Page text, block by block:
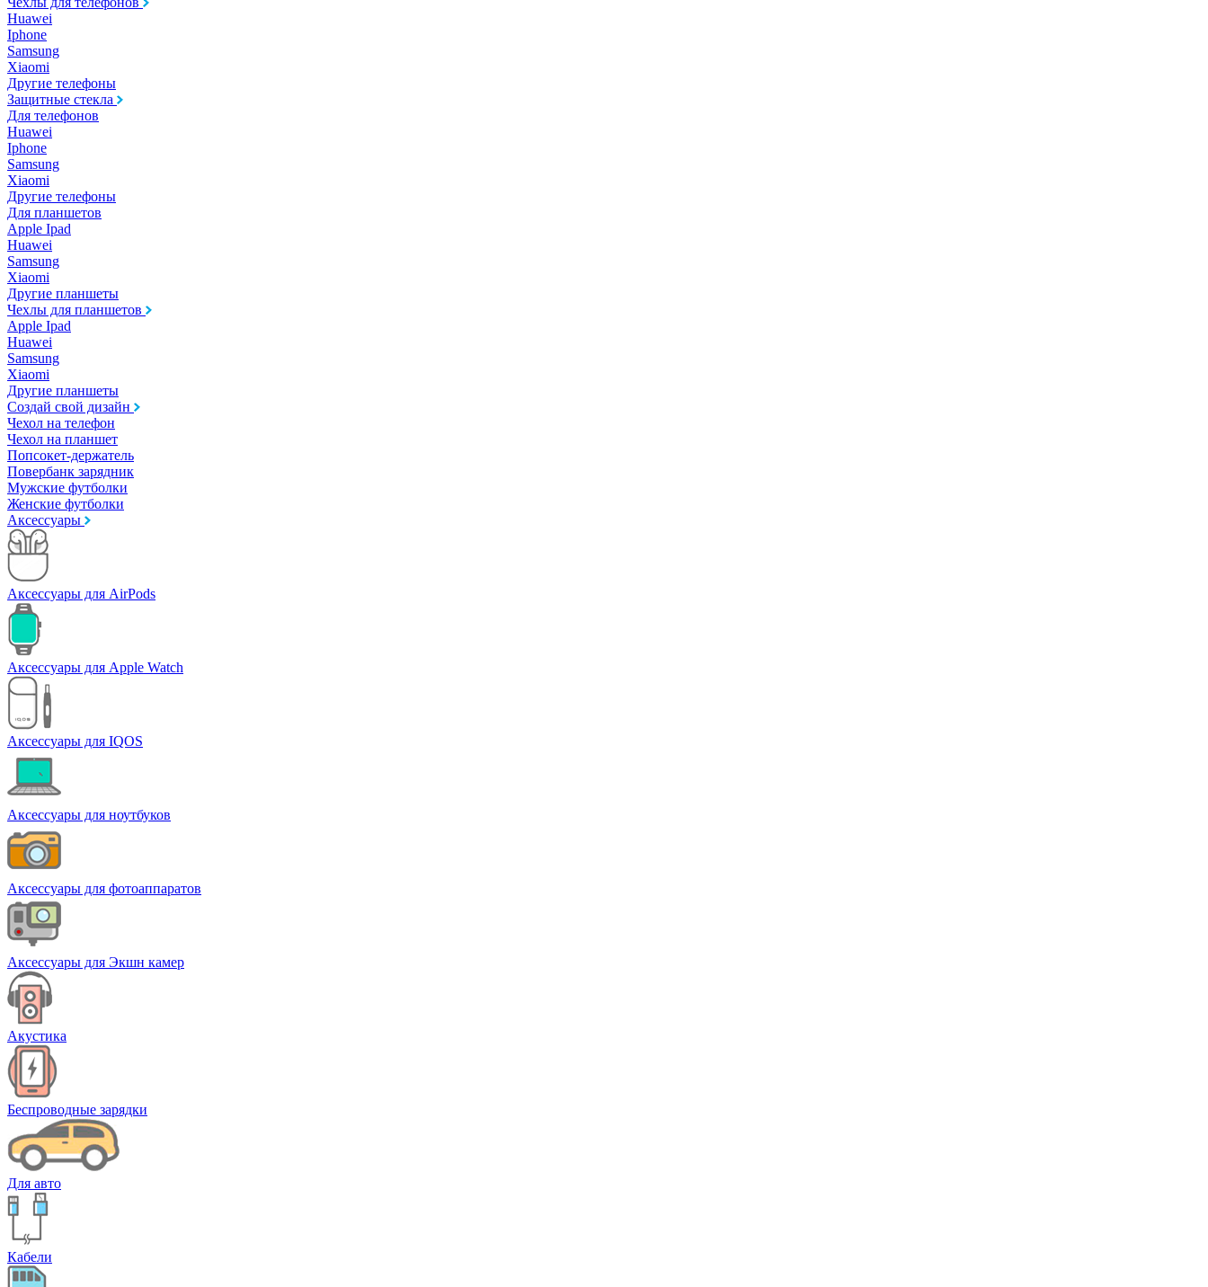
Huawei
Iphone
Samsung
Xiaomi
Другие телефоны
Защитные стекла
Для телефонов
Huawei
Iphone
Samsung
Xiaomi
Другие телефоны
Для планшетов
Apple Ipad
Huawei
Samsung
Xiaomi
Другие планшеты
Чехлы для планшетов
Apple Ipad
Huawei
Samsung
Xiaomi
Другие планшеты
Создай свой дизайн
Чехол на телефон
Чехол на планшет
Попсокет-держатель
Повербанк зарядник
Мужские футболки
Женские футболки
Аксессуары
Аксессуары для AirPods
Аксессуары для Apple Watch
Аксессуары для IQOS
Аксессуары для ноутбуков
Аксессуары для фотоаппаратов
Аксессуары для Экшн камер
Акустика
Беспроводные зарядки
Для авто
Кабели